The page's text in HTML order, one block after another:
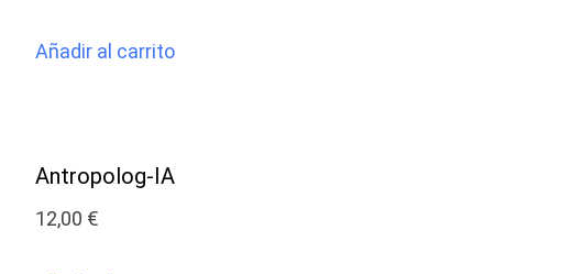
Añadir al carrito
Antropolog-IA
12,00 €